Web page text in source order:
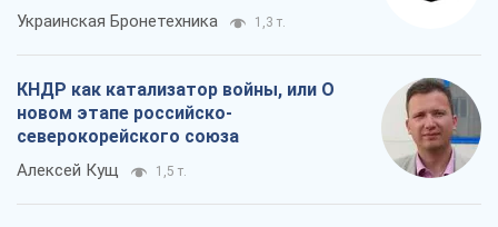
Украинская Бронетехника 1,3 т.
КНДР как катализатор войны, или О
новом этапе российско-
северокорейского союза
Алексей Кущ 1,5 т.